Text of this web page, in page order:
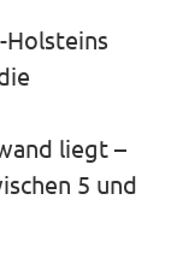
Holsteins
liegt –
5 und